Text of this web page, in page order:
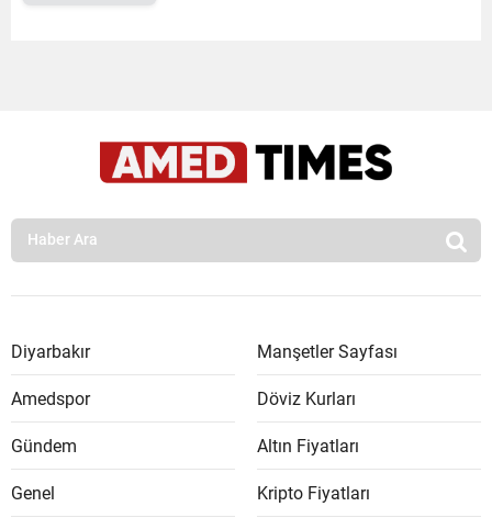
Diyarbakır
Amedspor
Gündem
Genel
Manşetler Sayfası
Döviz Kurları
Altın Fiyatları
Kripto Fiyatları